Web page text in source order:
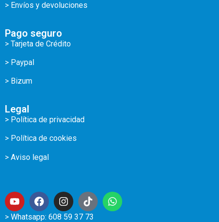
> Envíos y devoluciones
Pago seguro
> Tarjeta de Crédito
> Paypal
> Bizum
Legal
> Política de privacidad
> Política de cookies
> Aviso legal
> Whatsapp: 608 59 37 73